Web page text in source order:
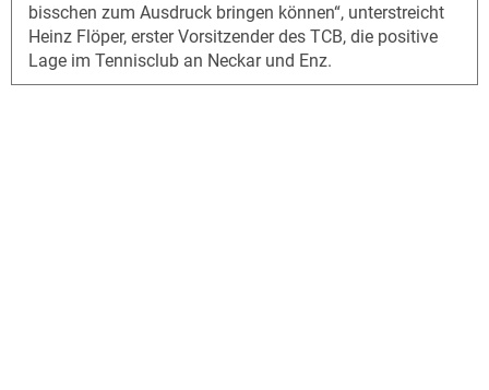
bisschen zum Ausdruck bringen können“, unterstreicht
Heinz Flöper, erster Vorsitzender des TCB, die positive
Lage im Tennisclub an Neckar und Enz.